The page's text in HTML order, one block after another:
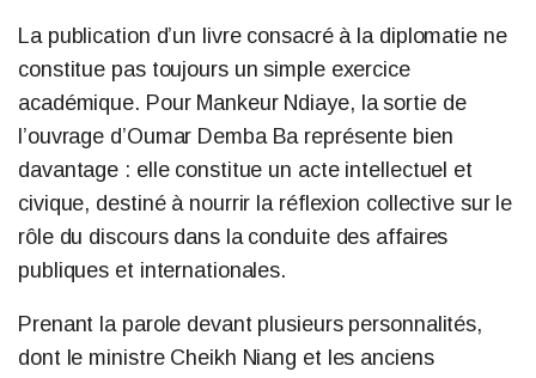
La publication d’un livre consacré à la diplomatie ne
constitue pas toujours un simple exercice
académique. Pour Mankeur Ndiaye, la sortie de
l’ouvrage d’Oumar Demba Ba représente bien
davantage : elle constitue un acte intellectuel et
civique, destiné à nourrir la réflexion collective sur le
rôle du discours dans la conduite des affaires
publiques et internationales.
Prenant la parole devant plusieurs personnalités,
dont le ministre Cheikh Niang et les anciens